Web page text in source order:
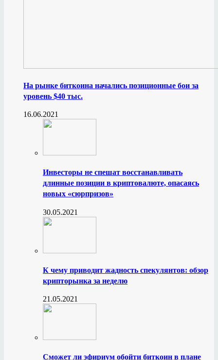
На рынке биткоина начались позиционные бои за
уровень $40 тыс.
16.06.2021
Инвесторы не спешат восстанавливать
длинные позиции в криптовалюте, опасаясь
новых «сюрпризов»
30.05.2021
К чему приводит жадность спекулянтов: обзор
крипторынка за неделю
21.05.2021
Сможет ли эфириум обойти биткоин в плане